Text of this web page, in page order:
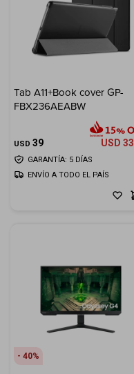
Tab A11+Book cover GP-
FBX236AEABW
USD 39 USD 33
GARANTÍA: 5 DÍAS
ENVÍO A TODO EL PAÍS
40